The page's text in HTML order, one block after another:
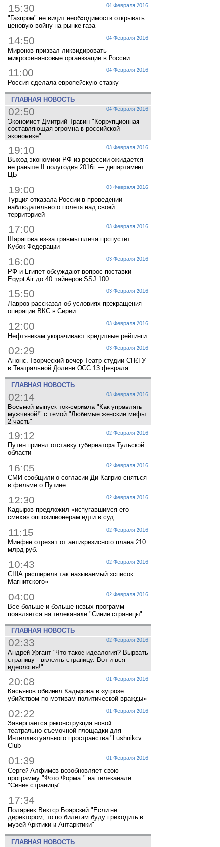
04 Февраля 2016
15:30
"Газпром" не видит необходимости открывать
ценовую войну на рынке газа
04 Февраля 2016
14:50
Миронов призвал ликвидировать
микрофинансовые организации в России
04 Февраля 2016
11:00
Россия сделала европейскую ставку
ГЛАВНАЯ НОВОСТЬ
04 Февраля 2016
02:50
Экономист Дмитрий Травин "Коррупционная
составляющая огромна в российской
экономике"
03 Февраля 2016
19:10
Выход экономики РФ из рецессии ожидается
не раньше II полугодия 2016г — департамент
ЦБ
03 Февраля 2016
19:00
Турция отказала России в проведении
наблюдательного полета над своей
территорией
03 Февраля 2016
17:00
Шарапова из-за травмы плеча пропустит
Кубок Федерации
03 Февраля 2016
16:00
РФ и Египет обсуждают вопрос поставки
Egypt Air до 40 лайнеров SSJ 100
03 Февраля 2016
15:50
Лавров рассказал об условиях прекращения
операции ВКС в Сирии
03 Февраля 2016
12:00
Нефтяникам укорачивают кредитные рейтинги
03 Февраля 2016
02:29
Анонс. Творческий вечер Театр-студии СПбГУ
в Театральной Долине ОСС 13 февраля
ГЛАВНАЯ НОВОСТЬ
03 Февраля 2016
02:14
Восьмой выпуск ток-сериала "Как управлять
мужчиной!" с темой "Любимые женские мифы
2 часть"
02 Февраля 2016
19:12
Путин принял отставку губернатора Тульской
области
02 Февраля 2016
16:05
СМИ сообщили о согласии Ди Каприо сняться
в фильме о Путине
02 Февраля 2016
12:30
Кадыров предложил «испугавшимся его
смеха» оппозиционерам идти в суд
02 Февраля 2016
11:15
Минфин отрезал от антикризисного плана 210
млрд руб.
02 Февраля 2016
10:43
США расширили так называемый «список
Магнитского»
02 Февраля 2016
04:00
Все больше и больше новых программ
появляется на телеканале "Синие страницы"
ГЛАВНАЯ НОВОСТЬ
02 Февраля 2016
02:33
Андрей Ургант "Что такое идеалогия? Вырвать
страницу - вклеить страницу. Вот и вся
идеология!"
01 Февраля 2016
20:08
Касьянов обвинил Кадырова в «угрозе
убийством по мотивам политической вражды»
01 Февраля 2016
02:22
Завершается реконструкция новой
театрально-съемочной площадки для
Интеллектуального пространства "Lushnikov
Club
01 Февраля 2016
01:39
Сергей Алфимов возобновляет свою
программу "Фото Формат" на телеканале
"Синие страницы"
17:34
Полярник Виктор Боярский "Если не
директором, то по билетам буду приходить в
музей Арктики и Антарктики"
ГЛАВНАЯ НОВОСТЬ